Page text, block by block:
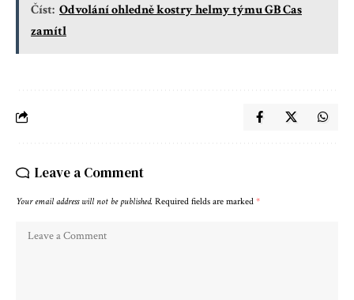
Číst: Odvolání ohledně kostry helmy týmu GB Cas
zamítl
Leave a Comment
Your email address will not be published. Required fields are marked *